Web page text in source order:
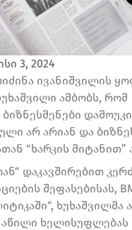
3, 2024
ივანიშვილის
ამბობს, რომ
არ არიან და
“ხარკის მიტანით”
დაკავშირებით
შეფასებისას,
ხუხაშვილმა